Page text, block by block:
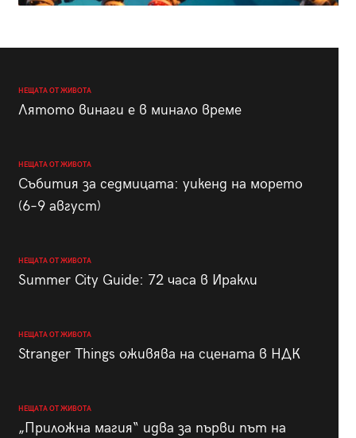
НЕЩАТА ОТ ЖИВОТА
Лятото винаги е в минало време
НЕЩАТА ОТ ЖИВОТА
Събития за седмицата: уикенд на морето
(6–9 август)
НЕЩАТА ОТ ЖИВОТА
Summer City Guide: 72 часа в Иракли
НЕЩАТА ОТ ЖИВОТА
Stranger Things оживява на сцената в НДК
НЕЩАТА ОТ ЖИВОТА
„Приложна магия“ идва за първи път на